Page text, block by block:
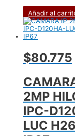
Añadir al
$80.775
2MP
IPC-
LUC